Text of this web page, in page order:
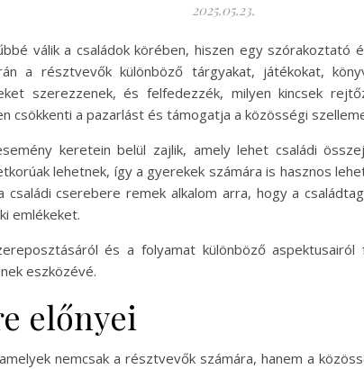
2025.05.23.
válik a családok körében, hiszen egy szórakoztató
a résztvevők különböző tárgyakat, játékokat,
szerezzenek, és felfedezzék, milyen kincsek
csökkenti a pazarlást és támogatja a közösségi
keretein belül zajlik, amely lehet családi
lehetnek, így a gyerekek számára is hasznos
cserebere remek alkalom arra, hogy a
emlékeket.
és a folyamat különböző
eszközévé.
előnyei
nemcsak a résztvevők számára, hanem a